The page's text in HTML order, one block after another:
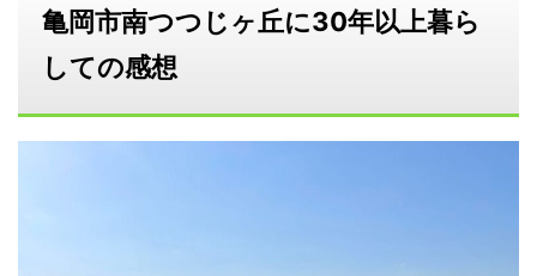
亀岡市南つつじヶ丘に30年以上暮ら
しての感想